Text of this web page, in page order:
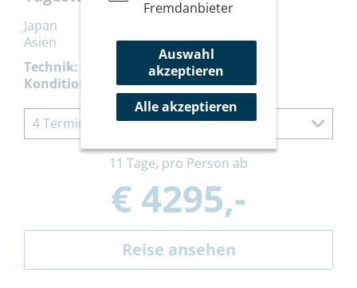
Japan
Asien
Technik:
Kondition:
4 Termine à 11 Tage
11 Tage, pro Person ab
€ 4295,-
Reise ansehen
Fremdanbieter
Auswahl
akzeptieren
Alle akzeptieren